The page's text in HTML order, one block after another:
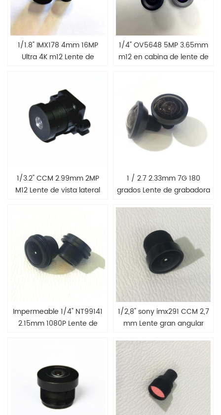
1/1.8" IMX178 4mm 16MP
Ultra 4K m12 Lente de
1/4" OV5648 5MP 3.65mm
m12 en cabina de lente de
1/3.2" CCM 2.99mm 2MP
M12 Lente de vista lateral
1 / 2.7 2.33mm 7G 180
grados Lente de grabadora
Impermeable 1/4" NT99141
2.15mm 1080P Lente de
1/2,8" sony imx291 CCM 2,7
mm Lente gran angular